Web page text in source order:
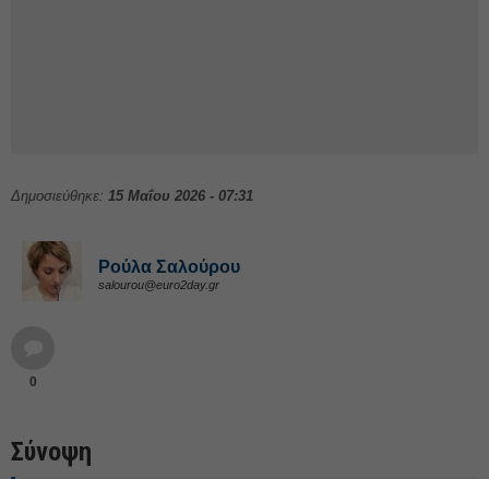
Δημοσιεύθηκε: 15 Μαΐου 2026 - 07:31
Ρούλα Σαλούρου
salourou@euro2day.gr
0
Σύνοψη